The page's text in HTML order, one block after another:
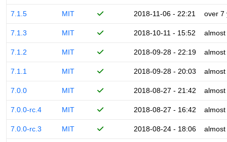
7.1.5 MIT 2018-11-06 - 22:21 over 7
7.1.3 MIT 2018-10-11 - 15:52
7.1.2 MIT 2018-09-28 - 22:19
7.1.1 MIT 2018-09-28 - 20:03
7.0.0 MIT 2018-08-27 - 21:42
7.0.0-rc.4 MIT 2018-08-27 - 16:42
7.0.0-rc.3 MIT 2018-08-24 - 18:06